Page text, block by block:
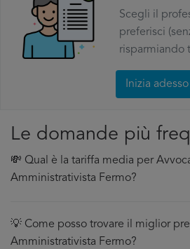
Scegli il
preferisci
risparmiando
Inizia adesso
Le domande più
💸 Qual è la tariffa media per
Amministrativista Fermo?
💡 Come posso trovare il miglior
Amministrativista Fermo?